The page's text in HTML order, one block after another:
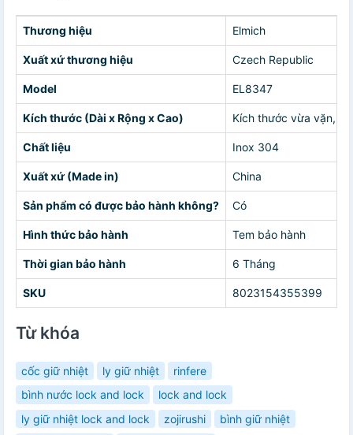
Thương hiệu Elmich
Xuất xứ thương hiệu Czech Republic
Model EL8347
Kích thước (Dài x Rộng x Cao) Kích thước vừa vặn,
Chất liệu Inox 304
Xuất xứ (Made in) China
Sản phẩm có được bảo hành không? Có
Hình thức bảo hành Tem bảo hành
Thời gian bảo hành 6 Tháng
SKU 8023154355399
Từ khóa
cốc giữ nhiệt ly giữ nhiệt
rinfere
bình nước lock and lock
lock and lock
ly giữ nhiệt lock and lock
zojirushi
bình giữ nhiệt